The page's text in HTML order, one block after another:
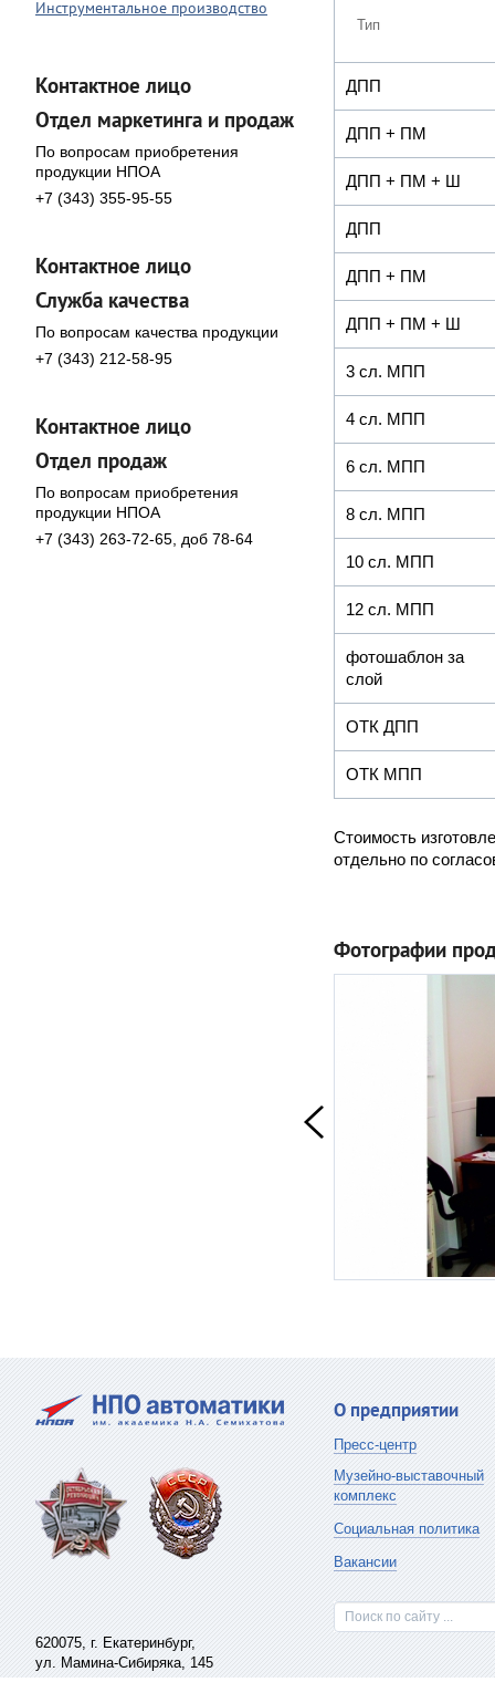
Тип
ДПП
ДПП + ПМ
ДПП + ПМ + Ш
ДПП
ДПП + ПМ
ДПП + ПМ + Ш
3 сл. МПП
4 сл. МПП
6 сл. МПП
8 сл. МПП
10 сл. МПП
12 сл. МПП
фотошаблон за
слой
ОТК ДПП
ОТК МПП
Стоимость
отдельно по
Фотографии
Инструментальное производство
Контактное лицо
Отдел маркетинга и продаж
По вопросам приобретения
продукции НПОА
+7 (343) 355-95-55
Контактное лицо
Служба качества
По вопросам качества продукции
+7 (343) 212-58-95
Контактное лицо
Отдел продаж
По вопросам приобретения
продукции НПОА
+7 (343) 263-72-65, доб 78-64
620075, г. Екатеринбург,
ул. Мамина-Сибиряка, 145
О предприятии
Пресс-центр
Музейно-выставочный
комплекс
Социальная политика
Вакансии
Поиск по сайту ...